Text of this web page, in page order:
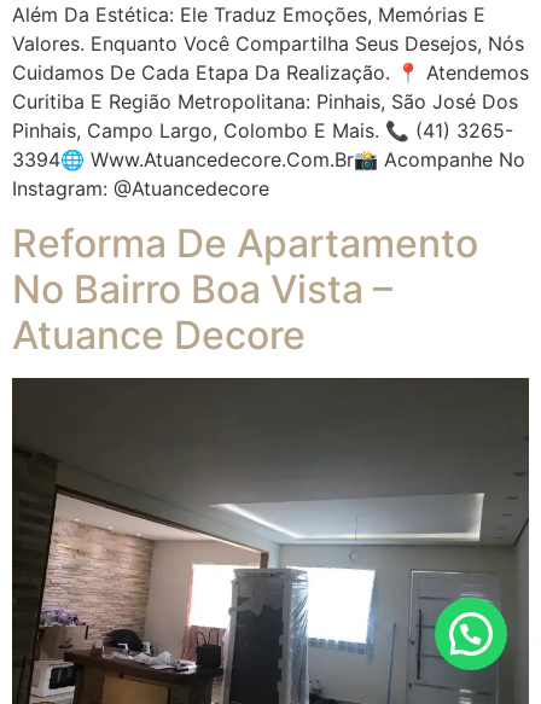
Além Da Estética: Ele Traduz Emoções, Memórias E
Valores. Enquanto Você Compartilha Seus Desejos, Nós
Cuidamos De Cada Etapa Da Realização. 📍 Atendemos
Curitiba E Região Metropolitana: Pinhais, São José Dos
Pinhais, Campo Largo, Colombo E Mais. 📞 (41) 3265-
3394🌐 Www.atuancedecore.com.br📸 Acompanhe No
Instagram: @atuancedecore
Reforma De Apartamento
No Bairro Boa Vista –
Atuance Decore